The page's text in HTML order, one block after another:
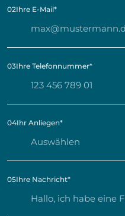
02Ihre E-Mail*
03Ihre Telefonnummer*
04Ihr Anliegen*
05Ihre Nachricht*